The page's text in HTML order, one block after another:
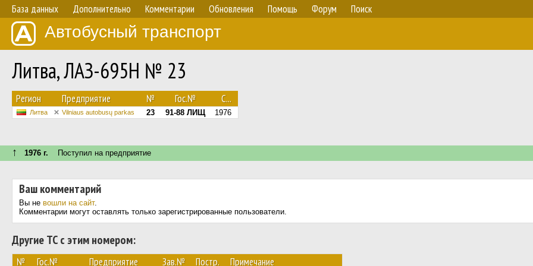
База данных Дополнительно Комментарии Обновления Помощь Форум Поиск
Автобусный транспорт
Литва, ЛАЗ-695Н № 23
Регион Предприятие № Гос.№ С...
Литва Vilniaus autobusų parkas 23 91-88 ЛИЩ 1976
↑ 1976 г. Поступил на предприятие
Ваш комментарий
Вы не вошли на сайт.
Комментарии могут оставлять только зарегистрированные пользователи.
Другие ТС с этим номером:
№ Гос.№ Предприятие Зав.№ Постр. Примечание